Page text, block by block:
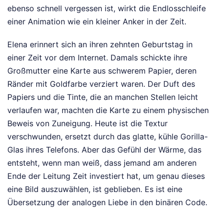
ebenso schnell vergessen ist, wirkt die Endlosschleife
einer Animation wie ein kleiner Anker in der Zeit.
Elena erinnert sich an ihren zehnten Geburtstag in
einer Zeit vor dem Internet. Damals schickte ihre
Großmutter eine Karte aus schwerem Papier, deren
Ränder mit Goldfarbe verziert waren. Der Duft des
Papiers und die Tinte, die an manchen Stellen leicht
verlaufen war, machten die Karte zu einem physischen
Beweis von Zuneigung. Heute ist die Textur
verschwunden, ersetzt durch das glatte, kühle Gorilla-
Glas ihres Telefons. Aber das Gefühl der Wärme, das
entsteht, wenn man weiß, dass jemand am anderen
Ende der Leitung Zeit investiert hat, um genau dieses
eine Bild auszuwählen, ist geblieben. Es ist eine
Übersetzung der analogen Liebe in den binären Code.